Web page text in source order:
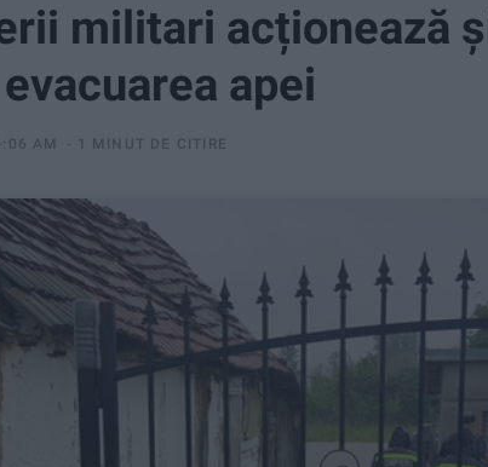
militari acționează
apei
AM 1 MINUT DE CITIRE